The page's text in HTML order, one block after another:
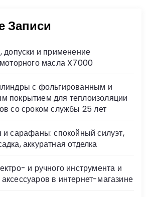
Записи
допуски и применение
моторного масла X7000
с фольгированным и
покрытием для теплоизоляции
со сроком службы 25 лет
сарафаны: спокойный силуэт,
аккуратная отделка
и ручного инструмента и
в интернет-магазине